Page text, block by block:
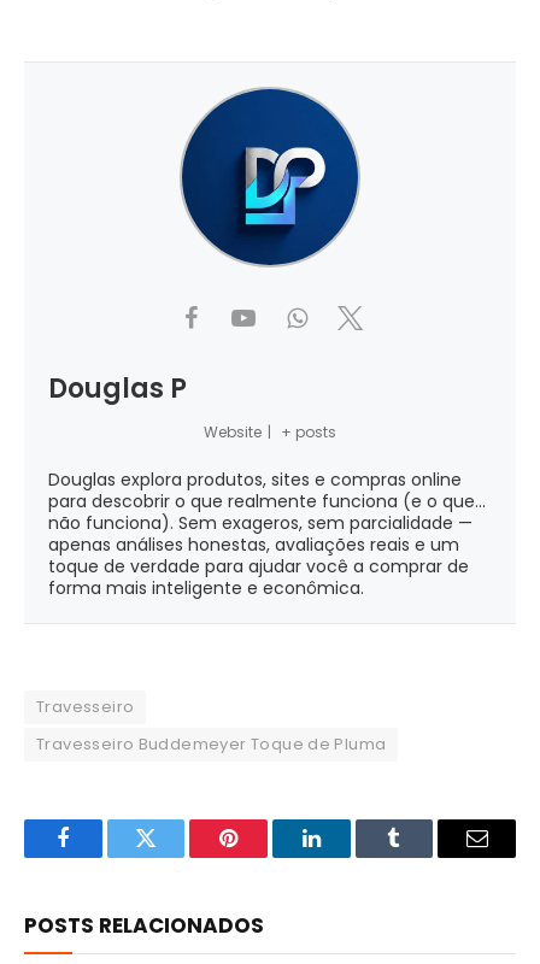
Douglas P
Website | + posts
Douglas explora produtos, sites e compras online
para descobrir o que realmente funciona (e o que...
não funciona). Sem exageros, sem parcialidade —
apenas análises honestas, avaliações reais e um
toque de verdade para ajudar você a comprar de
forma mais inteligente e econômica.
Travesseiro
Travesseiro Buddemeyer Toque de Pluma
FacebookTwitter Pinterest LinkedInTumblr Email
POSTS RELACIONADOS